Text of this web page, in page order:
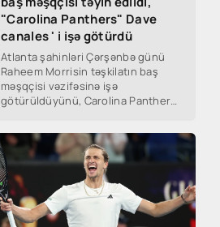
"Carolina Panthers" Dave
canales ' i işə götürdü
Atlanta şahinləri Çərşənbə günü
Raheem Morrisin təşkilatın baş
məşqçisi vəzifəsinə işə
götürüldüyünü, Carolina Panthers
məşqçi təyin etdiyi üçün məşqçilik
işləri NFL